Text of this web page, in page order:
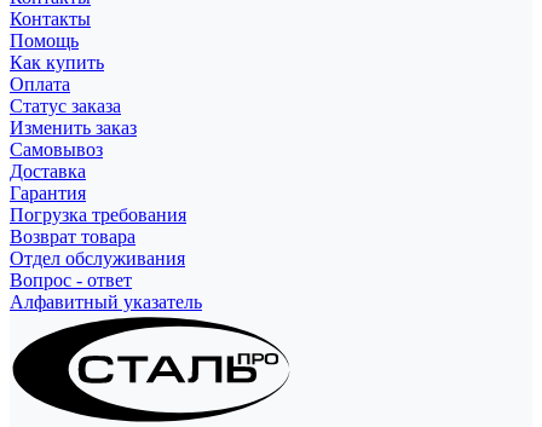
Контакты
Помощь
Как купить
Оплата
Статус заказа
Изменить заказ
Самовывоз
Доставка
Гарантия
Погрузка требования
Возврат товара
Отдел обслуживания
Вопрос - ответ
Алфавитный указатель